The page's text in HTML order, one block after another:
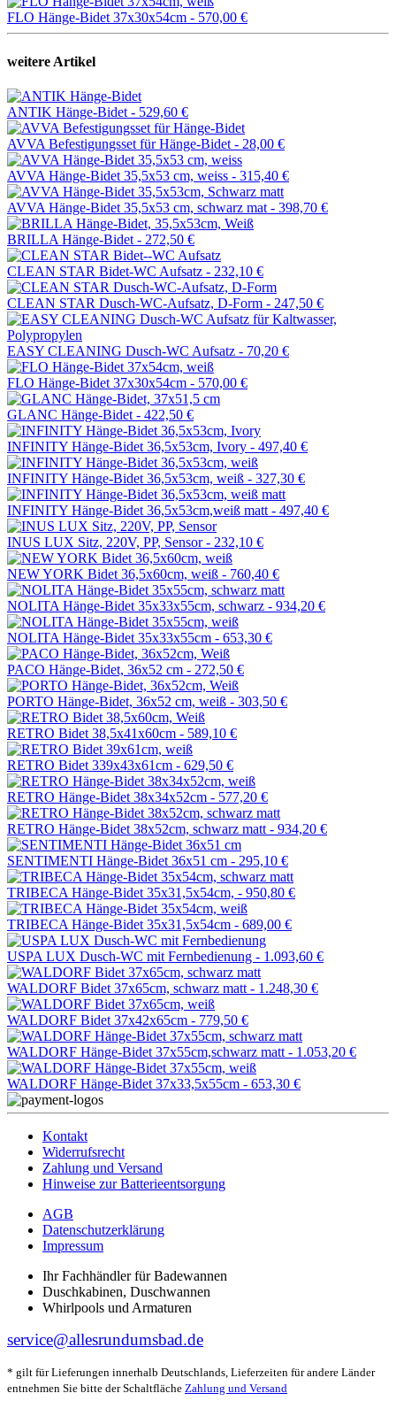
FLO Hänge-Bidet 37x30x54cm - 570,00 €
weitere Artikel
ANTIK Hänge-Bidet - 529,60 €
AVVA Befestigungsset für Hänge-Bidet - 28,00 €
AVVA Hänge-Bidet 35,5x53 cm, weiss - 315,40 €
AVVA Hänge-Bidet 35,5x53 cm, schwarz mat - 398,70 €
BRILLA Hänge-Bidet - 272,50 €
CLEAN STAR Bidet-WC Aufsatz - 232,10 €
CLEAN STAR Dusch-WC-Aufsatz, D-Form - 247,50 €
EASY CLEANING Dusch-WC Aufsatz - 70,20 €
FLO Hänge-Bidet 37x30x54cm - 570,00 €
GLANC Hänge-Bidet - 422,50 €
INFINITY Hänge-Bidet 36,5x53cm, Ivory - 497,40 €
INFINITY Hänge-Bidet 36,5x53cm, weiß - 327,30 €
INFINITY Hänge-Bidet 36,5x53cm,weiß matt - 497,40 €
INUS LUX Sitz, 220V, PP, Sensor - 232,10 €
NEW YORK Bidet 36,5x60cm, weiß - 760,40 €
NOLITA Hänge-Bidet 35x33x55cm, schwarz - 934,20 €
NOLITA Hänge-Bidet 35x33x55cm - 653,30 €
PACO Hänge-Bidet, 36x52 cm - 272,50 €
PORTO Hänge-Bidet, 36x52 cm, weiß - 303,50 €
RETRO Bidet 38,5x41x60cm - 589,10 €
RETRO Bidet 339x43x61cm - 629,50 €
RETRO Hänge-Bidet 38x34x52cm - 577,20 €
RETRO Hänge-Bidet 38x52cm, schwarz matt - 934,20 €
SENTIMENTI Hänge-Bidet 36x51 cm - 295,10 €
TRIBECA Hänge-Bidet 35x31,5x54cm, - 950,80 €
TRIBECA Hänge-Bidet 35x31,5x54cm - 689,00 €
USPA LUX Dusch-WC mit Fernbedienung - 1.093,60 €
WALDORF Bidet 37x65cm, schwarz matt - 1.248,30 €
WALDORF Bidet 37x42x65cm - 779,50 €
WALDORF Hänge-Bidet 37x55cm,schwarz matt - 1.053,20 €
WALDORF Hänge-Bidet 37x33,5x55cm - 653,30 €
Kontakt
Widerrufsrecht
Zahlung und Versand
Hinweise zur Batterieentsorgung
AGB
Datenschutzerklärung
Impressum
Ihr Fachhändler für Badewannen
Duschkabinen, Duschwannen
Whirlpools und Armaturen
service@allesrundumsbad.de
* gilt für Lieferungen innerhalb Deutschlands, Lieferzeiten für andere Länder
entnehmen Sie bitte der Schaltfläche Zahlung und Versand